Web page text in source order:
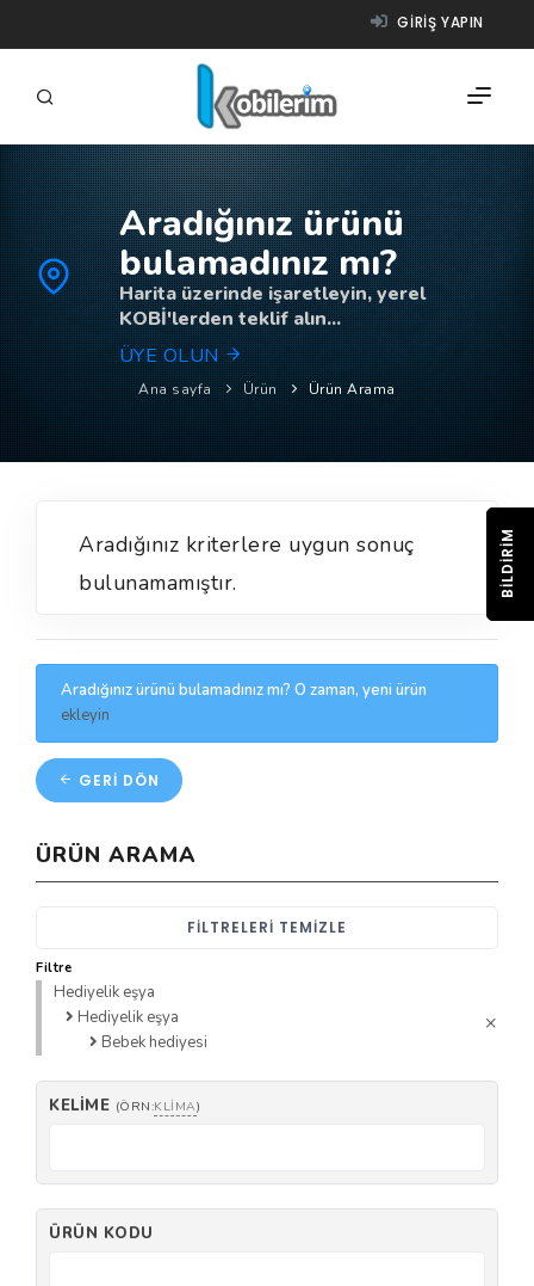
GIRIŞ YAPIN
FIRMALAR
ÜRÜNLER
NASIL ÇALIŞIR?
YARDIM
Aradığınız ürünü
bulamadınız mı?
Harita üzerinde işaretleyin, yerel
KOBİ'lerden teklif alın...
ÜYE OLUN
Ana sayfa Ürün Ürün Arama
Aradığınız kriterlere uygun sonuç
bulunamamıştır.
Aradığınız ürünü bulamadınız mı? O zaman, yeni ürün
ekleyin
GERI DÖN
ÜRÜN ARAMA
FILTRELERI TEMIZLE
Filtre
Hediyelik eşya
Hediyelik eşya
Bebek hediyesi
KELIME (ÖRN:KLIMA)
ÜRÜN KODU
BILDIRIM